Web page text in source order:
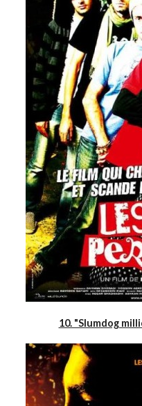
10. "Slumdog